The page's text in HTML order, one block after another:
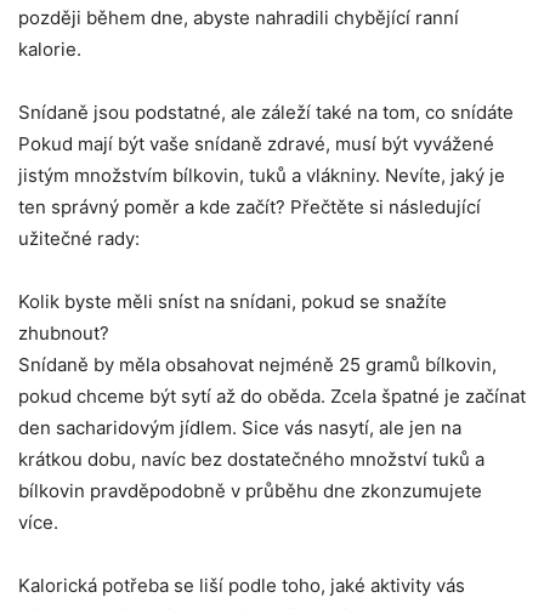
později během dne, abyste nahradili chybějící ranní
kalorie.
Snídaně jsou podstatné, ale záleží také na tom, co snídáte
Pokud mají být vaše snídaně zdravé, musí být vyvážené
jistým množstvím bílkovin, tuků a vlákniny. Nevíte, jaký je
ten správný poměr a kde začít? Přečtěte si následující
užitečné rady:
Kolik byste měli sníst na snídani, pokud se snažíte
zhubnout?
Snídaně by měla obsahovat nejméně 25 gramů bílkovin,
pokud chceme být sytí až do oběda. Zcela špatné je začínat
den sacharidovým jídlem. Sice vás nasytí, ale jen na
krátkou dobu, navíc bez dostatečného množství tuků a
bílkovin pravděpodobně v průběhu dne zkonzumujete
více.
Kalorická potřeba se liší podle toho, jaké aktivity vás